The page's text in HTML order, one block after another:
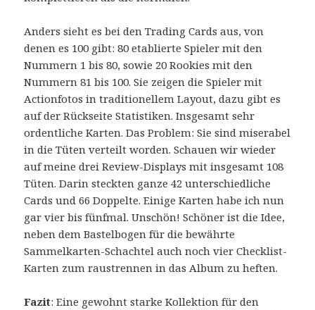
Anders sieht es bei den Trading Cards aus, von
denen es 100 gibt: 80 etablierte Spieler mit den
Nummern 1 bis 80, sowie 20 Rookies mit den
Nummern 81 bis 100. Sie zeigen die Spieler mit
Actionfotos in traditionellem Layout, dazu gibt es
auf der Rückseite Statistiken. Insgesamt sehr
ordentliche Karten. Das Problem: Sie sind miserabel
in die Tüten verteilt worden. Schauen wir wieder
auf meine drei Review-Displays mit insgesamt 108
Tüten. Darin steckten ganze 42 unterschiedliche
Cards und 66 Doppelte. Einige Karten habe ich nun
gar vier bis fünfmal. Unschön! Schöner ist die Idee,
neben dem Bastelbogen für die bewährte
Sammelkarten-Schachtel auch noch vier Checklist-
Karten zum raustrennen in das Album zu heften.
Fazit: Eine gewohnt starke Kollektion für den